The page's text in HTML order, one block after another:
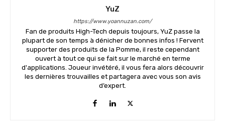
YuZ
https://www.yoannuzan.com/
Fan de produits High-Tech depuis toujours, YuZ passe la
plupart de son temps à dénicher de bonnes infos ! Fervent
supporter des produits de la Pomme, il reste cependant
ouvert à tout ce qui se fait sur le marché en terme
d'applications. Joueur invétéré, il vous fera alors découvrir
les dernières trouvailles et partagera avec vous son avis
d’expert.